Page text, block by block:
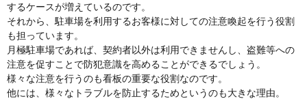
するケースが増えているのです。
それから、駐車場を利用するお客様に対しての注意喚起を行う役割
も担っています。
月極駐車場であれば、契約者以外は利用できませんし、盗難等への
注意を促すことで防犯意識を高めることができるでしょう。
様々な注意を行うのも看板の重要な役割なのです。
他には、様々なトラブルを防止するためというのも大きな理由。